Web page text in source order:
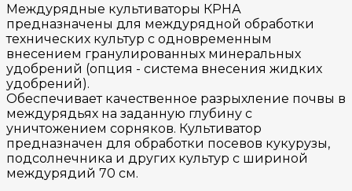
Междурядные культиваторы КРНА
предназначены для междурядной обработки
технических культур с одновременным
внесением гранулированных минеральных
удобрений (опция - система внесения жидких
удобрений).
Обеспечивает качественное разрыхление почвы в
междурядьях на заданную глубину с
уничтожением сорняков. Культиватор
предназначен для обработки посевов кукурузы,
подсолнечника и других культур с шириной
междурядий 70 см.